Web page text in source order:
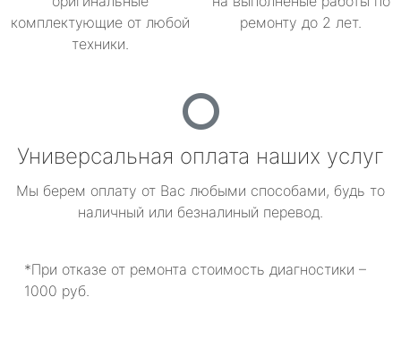
комплектующие от любой
техники.
ремонту до 2 лет.
Универсальная оплата наших услуг
Мы берем оплату от Вас любыми способами, будь то
наличный или безналиный перевод.
*При отказе от ремонта стоимость диагностики –
1000 руб.